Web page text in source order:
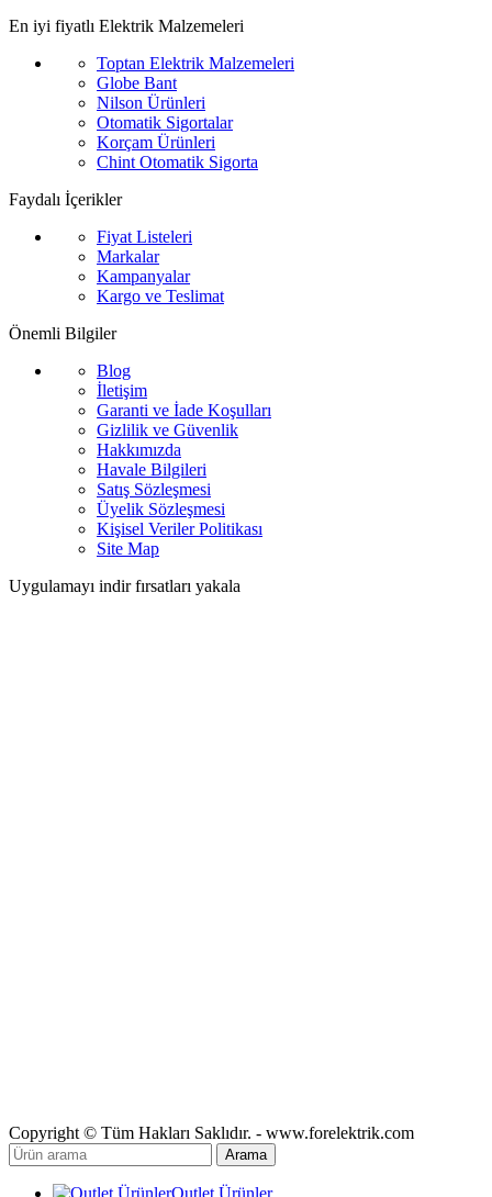
En iyi fiyatlı Elektrik Malzemeleri
Toptan Elektrik Malzemeleri
Globe Bant
Nilson Ürünleri
Otomatik Sigortalar
Korçam Ürünleri
Chint Otomatik Sigorta
Faydalı İçerikler
Fiyat Listeleri
Markalar
Kampanyalar
Kargo ve Teslimat
Önemli Bilgiler
Blog
İletişim
Garanti ve İade Koşulları
Gizlilik ve Güvenlik
Hakkımızda
Havale Bilgileri
Satış Sözleşmesi
Üyelik Sözleşmesi
Kişisel Veriler Politikası
Site Map
Uygulamayı indir fırsatları yakala
Copyright © Tüm Hakları Saklıdır. - www.forelektrik.com
Arama